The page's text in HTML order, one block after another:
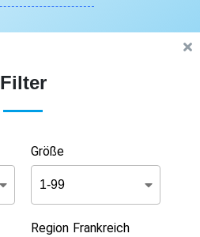
Filter
Größe
Region Frankreich